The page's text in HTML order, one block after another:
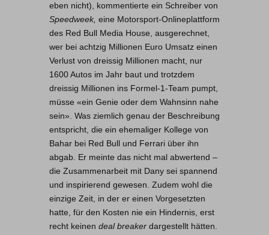
eben nicht), kommentierte ein Schreiber von
Speedweek, eine Motorsport-Onlineplattform
des Red Bull Media House, ausgerechnet,
wer bei achtzig Millionen Euro Umsatz einen
Verlust von dreissig Millionen macht, nur
1600 Autos im Jahr baut und trotzdem
dreissig Millionen ins Formel-1-Team pumpt,
müsse «ein Genie oder dem Wahnsinn nahe
sein». Was ziemlich genau der Beschreibung
entspricht, die ein ehemaliger Kollege von
Bahar bei Red Bull und Ferrari über ihn
abgab. Er meinte das nicht mal abwertend –
die Zusammenarbeit mit Dany sei spannend
und inspirierend gewesen. Zudem wohl die
einzige Zeit, in der er einen Vorgesetzten
hatte, für den Kosten nie ein Hindernis, erst
recht keinen deal breaker dargestellt hätten.